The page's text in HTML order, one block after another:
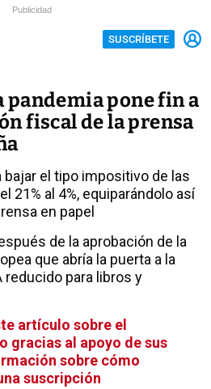
Publicidad
SUSCRÍBETE
pandemia pone fin a
fiscal de la prensa
bajar el tipo impositivo de las
21% al 4%, equiparándolo así
en papel
de la aprobación de la
que abría la puerta a la
reducido para libros y
artículo sobre el
gracias al apoyo de sus
sobre cómo
suscripción